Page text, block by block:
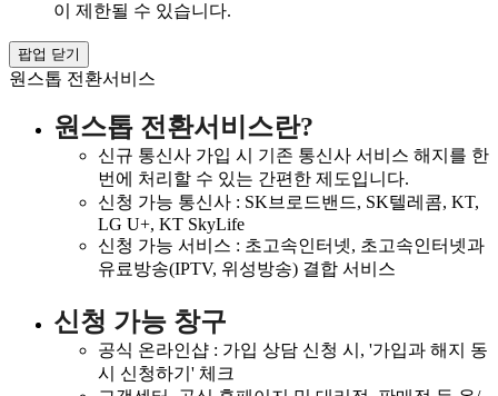
이 제한될 수 있습니다.
팝업 닫기
원스톱 전환서비스
원스톱 전환서비스란?
신규 통신사 가입 시 기존 통신사 서비스 해지를 한
번에 처리할 수 있는 간편한 제도입니다.
신청 가능 통신사 : SK브로드밴드, SK텔레콤, KT,
LG U+, KT SkyLife
신청 가능 서비스 : 초고속인터넷, 초고속인터넷과
유료방송(IPTV, 위성방송) 결합 서비스
신청 가능 창구
공식 온라인샵 : 가입 상담 신청 시, '가입과 해지 동
시 신청하기' 체크